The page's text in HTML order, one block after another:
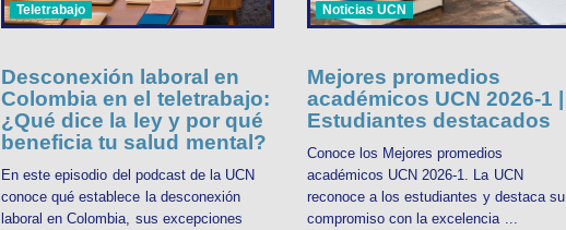
Teletrabajo
Desconexión laboral en
Colombia en el teletrabajo:
¿Qué dice la ley y por qué
beneficia tu salud mental?
En este episodio del podcast de la UCN
conoce qué establece la desconexión
laboral en Colombia, sus excepciones
Noticias UCN
Mejores promedios
académicos UCN 2026-1 |
Estudiantes destacados
Conoce los Mejores promedios
académicos UCN 2026-1. La UCN
reconoce a los estudiantes y destaca su
compromiso con la excelencia ...